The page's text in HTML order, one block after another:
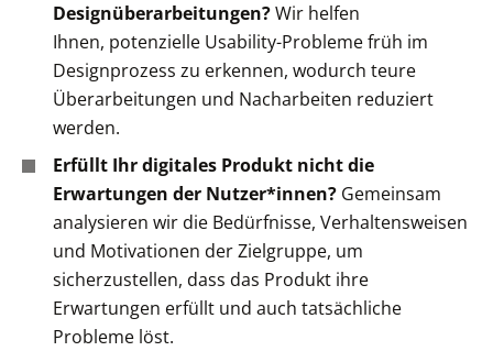
Designüberarbeitungen?Wir helfen
Ihnen, potenzielle Usability-Probleme früh im
Designprozess zu erkennen, wodurch teure
Überarbeitungen und Nacharbeiten reduziert
werden.
Erfüllt Ihr digitales Produkt nicht die
Erwartungen der Nutzer*innen? Gemeinsam
analysieren wir die Bedürfnisse, Verhaltensweisen
und Motivationen der Zielgruppe, um
sicherzustellen, dass das Produkt ihre
Erwartungen erfüllt und auch tatsächliche
Probleme löst.